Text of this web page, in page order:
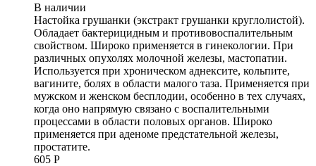
В наличии
Настойка грушанки (экстракт грушанки круглолистой).​
Обладает бактерицидным и противовоспалительным
свойством. Широко применяется в гинекологии. При
различных опухолях молочной железы, мастопатии.
Используется при хроническом аднексите, кольпите,
вагините, болях в области малого таза. Применяется при
мужском и женском бесплодии, особенно в тех случаях,
когда оно напрямую связано с воспалительными
процессами в области половых органов. Широко
применяется при аденоме предстательной железы,
простатите.
605 Р